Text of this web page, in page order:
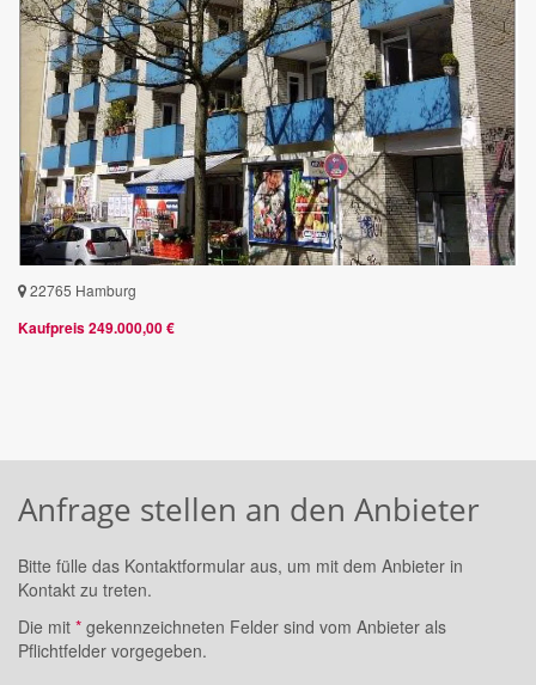
22765 Hamburg
Kaufpreis 249.000,00 €
Anfrage stellen an den Anbieter
Bitte fülle das Kontaktformular aus, um mit dem Anbieter in
Kontakt zu treten.
Die mit * gekennzeichneten Felder sind vom Anbieter als
Pflichtfelder vorgegeben.